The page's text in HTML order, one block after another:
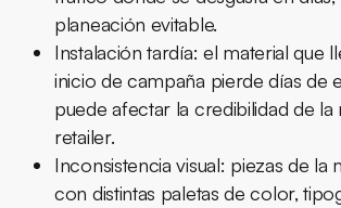
planeación evitable.
Instalación tardía: el material que
inicio de campaña pierde días de
puede afectar la credibilidad de
retailer.
Inconsistencia visual: piezas de la
con distintas paletas de color,